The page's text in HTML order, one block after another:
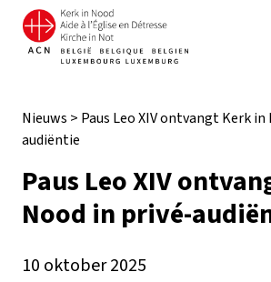
Nieuws > Paus Leo XIV ontvangt Kerk
audiëntie
Paus Leo XIV
Nood in privé-
10 oktober 2025